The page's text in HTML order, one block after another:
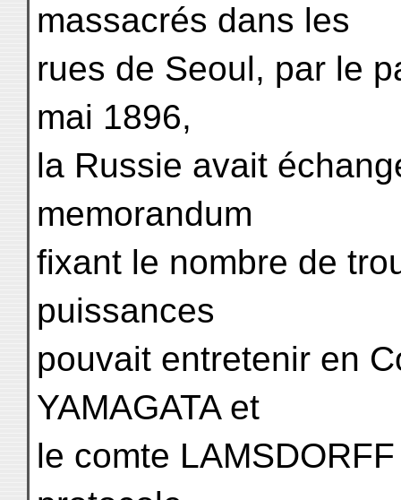
massacrés dans les
rues de Seoul, par le
mai 1896,
la Russie avait
memorandum
fixant le nombre de
puissances
pouvait entretenir en
YAMAGATA et
le comte